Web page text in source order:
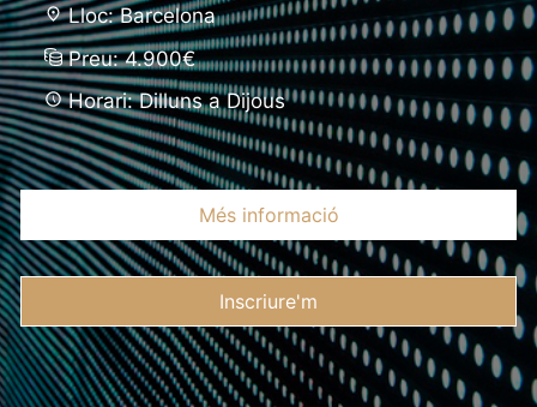
Lloc: Barcelona
Preu: 4.900€
Horari: Dilluns a Dijous
Més informació
Inscriure'm